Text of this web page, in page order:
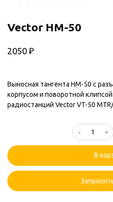
Vector HM-50
2050 ₽
Выносная тангента HM-50 с
корпусом и поворотной
радиостанций Vector VT-50
Количество
товара
50
В